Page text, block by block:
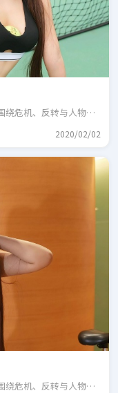
绕危机、反转与人物成
2020/02/02
绕危机、反转与人物成